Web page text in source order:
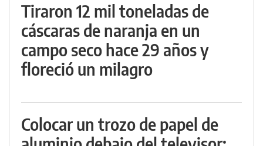
Tiraron 12 mil toneladas de
cáscaras de naranja en un
campo seco hace 29 años y
floreció un milagro
Colocar un trozo de papel de